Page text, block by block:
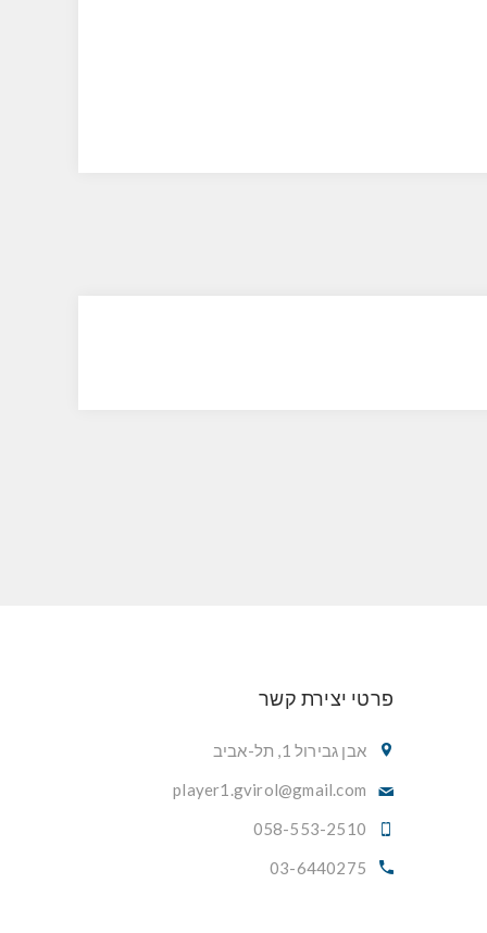
פרטי יצירת קשר
אבן גבירול 1, תל-אביב
player1.gvirol@gmail.com
058-553-2510
03-6440275